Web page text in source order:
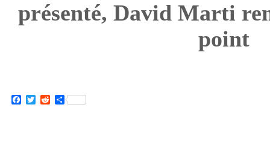
présenté, David Marti
point
Facebook
TwitterRedditPartager